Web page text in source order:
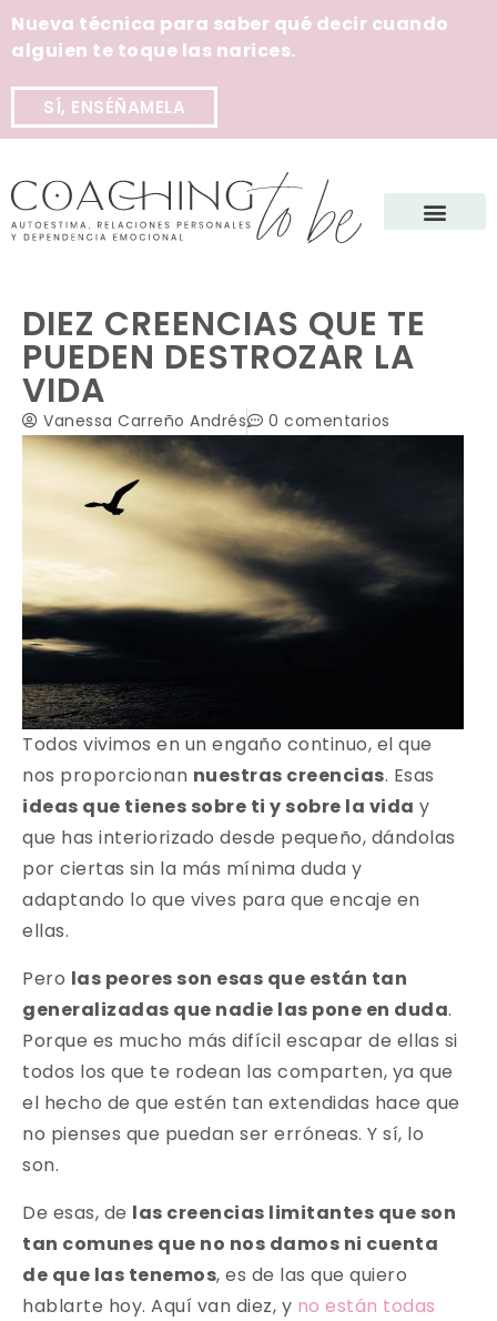
Nueva técnica para saber qué decir cuando
alguien te toque las narices.
SÍ, ENSÉÑAMELA
DIEZ CREENCIAS QUE TE
PUEDEN DESTROZAR LA
VIDA
Vanessa Carreño Andrés 0 comentarios
Todos vivimos en un engaño continuo, el que
nos proporcionan nuestras creencias. Esas
ideas que tienes sobre ti y sobre la vida y
que has interiorizado desde pequeño, dándolas
por ciertas sin la más mínima duda y
adaptando lo que vives para que encaje en
ellas.
Pero las peores son esas que están tan
generalizadas que nadie las pone en duda.
Porque es mucho más difícil escapar de ellas si
todos los que te rodean las comparten, ya que
el hecho de que estén tan extendidas hace que
no pienses que puedan ser erróneas. Y sí, lo
son.
De esas, de las creencias limitantes que son
tan comunes que no nos damos ni cuenta
de que las tenemos, es de las que quiero
hablarte hoy. Aquí van diez, y no están todas